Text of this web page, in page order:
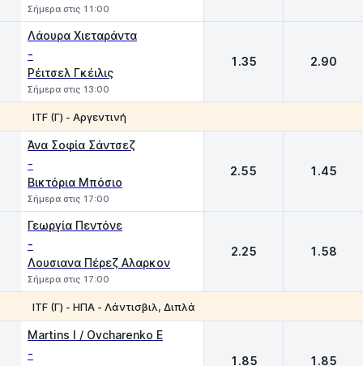
Σήμερα στις 11:00
Λάουρα Χιεταράντα
-
Ρέιτσελ Γκέιλις
Σήμερα στις 13:00
1.35 2.90
ITF (Γ) - Αργεντινή
Άνα Σοφία Σάντσεζ
-
Βικτόρια Μπόσιο
Σήμερα στις 17:00
2.55 1.45
Γεωργία Πεντόνε
-
Λουσιανα Πέρεζ Αλαρκον
Σήμερα στις 17:00
2.25 1.58
ITF (Γ) - ΗΠΑ - Λάντισβιλ, Διπλά
Martins I / Ovcharenko E
- 1.85 1.85